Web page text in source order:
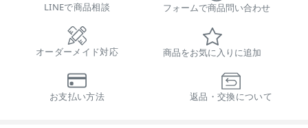
LINEで商品相談 フォームで商品問い合わせ
オーダーメイド対応 商品をお気に入りに追加
お支払い方法 返品・交換について